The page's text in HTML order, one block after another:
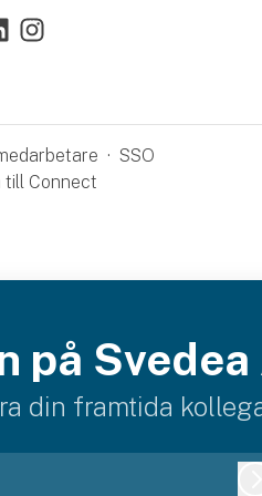
· SSO
till Connect
på Svedea
din framtida